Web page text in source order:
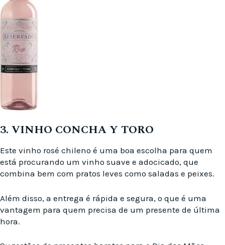
3. VINHO CONCHA Y TORO
Este vinho rosé chileno é uma boa escolha para quem
está procurando um vinho suave e adocicado, que
combina bem com pratos leves como saladas e peixes.
Além disso, a entrega é rápida e segura, o que é uma
vantagem para quem precisa de um presente de última
hora.